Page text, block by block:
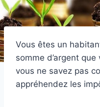
Vous êtes un
somme d’argent
vous ne savez pas
appréhendez les